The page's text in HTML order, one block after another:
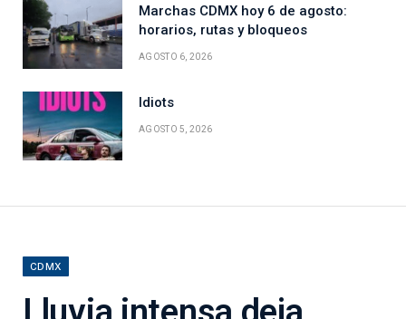
Marchas CDMX hoy 6 de agosto:
horarios, rutas y bloqueos
AGOSTO 6, 2026
Idiots
AGOSTO 5, 2026
CDMX